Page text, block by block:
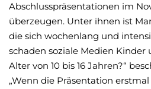
Abschlusspräsentationen im
überzeugen. Unter ihnen ist
die sich wochenlang und
schaden soziale Medien
Alter von 10 bis 16 Jahren?“
„Wenn die Präsentation